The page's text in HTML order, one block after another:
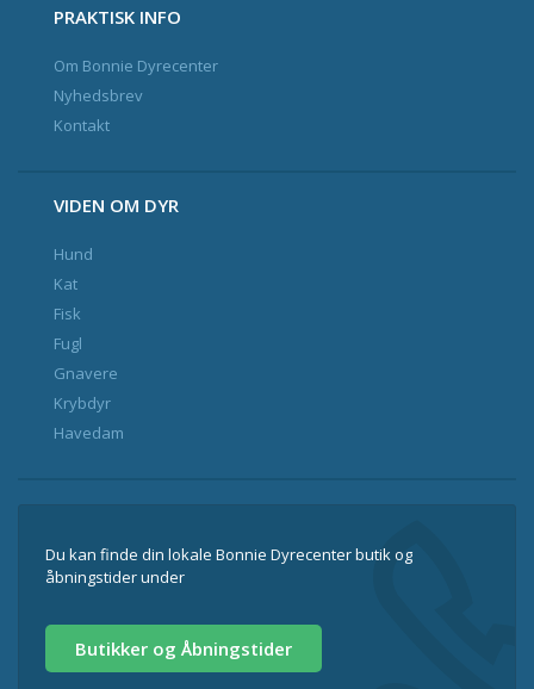
Kontakt
PRAKTISK INFO
Om Bonnie Dyrecenter
Nyhedsbrev
Kontakt
VIDEN OM DYR
Hund
Kat
Fisk
Fugl
Gnavere
Krybdyr
Havedam
Du kan finde din lokale Bonnie Dyrecenter butik og
åbningstider under
Butikker og Åbningstider